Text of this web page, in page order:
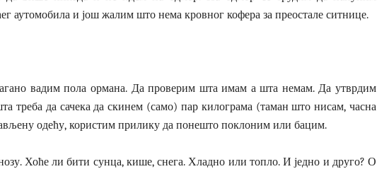
аутомобила и још жалим што нема кровног кофера за преостале ситнице.
вадим пола ормана. Да проверим шта имам а шта немам. Да утврдим
треба да сачека да скинем (само) пар килограма (таман што нисам, часна
одећу, користим прилику да понешто поклоним или бацим.
Хоће ли бити сунца, кише, снега. Хладно или топло. И једно и друго? О